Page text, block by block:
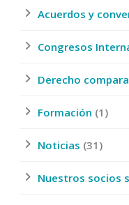
Acuerdos y
Congresos
Derecho
Formación (1)
Noticias (31)
Nuestros socios